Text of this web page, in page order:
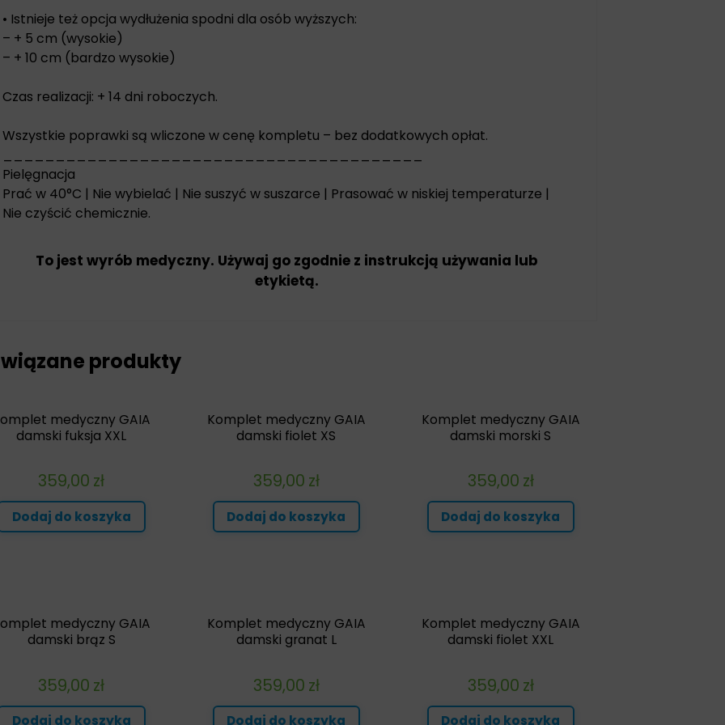
• Istnieje też opcja wydłużenia spodni dla osób wyższych:
– + 5 cm (wysokie)
– + 10 cm (bardzo wysokie)
Czas realizacji: + 14 dni roboczych.
Wszystkie poprawki są wliczone w cenę kompletu – bez dodatkowych opłat.
Pielęgnacja
Prać w 40°C | Nie wybielać | Nie suszyć w suszarce | Prasować w niskiej temperaturze |
Nie czyścić chemicznie.
To jest wyrób medyczny. Używaj go zgodnie z instrukcją używania lub
etykietą.
produkty
medyczny GAIA
damski fuksja XXL
359,00 zł
Dodaj do koszyka
Komplet medyczny GAIA
damski fiolet XS
359,00 zł
Dodaj do koszyka
Komplet medyczny GAIA
damski morski S
359,00 zł
Dodaj do koszyka
medyczny GAIA
damski brąz S
359,00 zł
Dodaj do koszyka
Komplet medyczny GAIA
damski granat L
359,00 zł
Dodaj do koszyka
Komplet medyczny GAIA
damski fiolet XXL
359,00 zł
Dodaj do koszyka